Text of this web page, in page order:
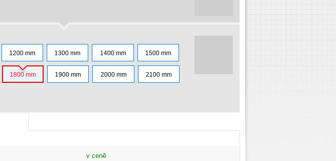
1200 mm 1300 mm 1400 mm 1500 mm
1800 mm 1900 mm 2000 mm 2100 mm
v ceně